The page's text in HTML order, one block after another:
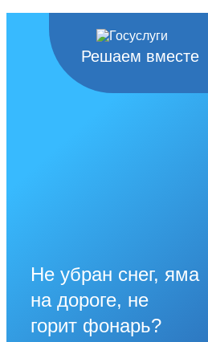
Решаем вместе
Не убран снег, яма
на дороге, не
горит фонарь?